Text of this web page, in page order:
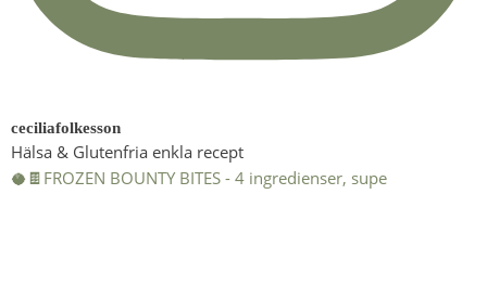
ceciliafolkesson
Hälsa & Glutenfria enkla recept
🥥🍫FROZEN BOUNTY BITES - 4 ingredienser, supe